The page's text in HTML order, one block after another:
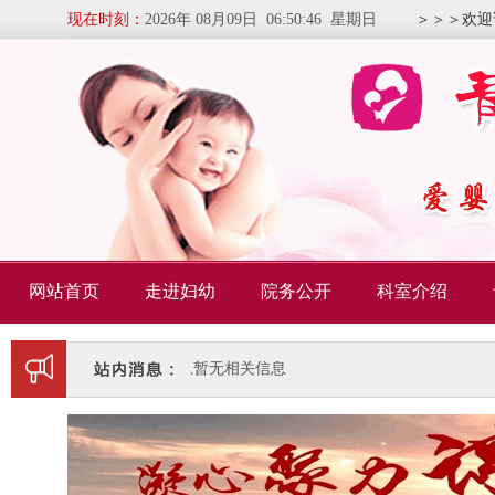
现在时刻： 2026年 08月09日 06:50:47 星期日 ＞＞＞欢
网站首页 走进妇幼 院务公开 科室介绍
暂无相关信息 暂无相关信息